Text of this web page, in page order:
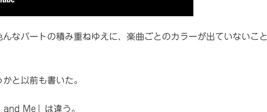
なパートの積み重ねゆえに、楽曲ごとのカラーが出ていないこと
と以前も書いた。
Me」は違う。